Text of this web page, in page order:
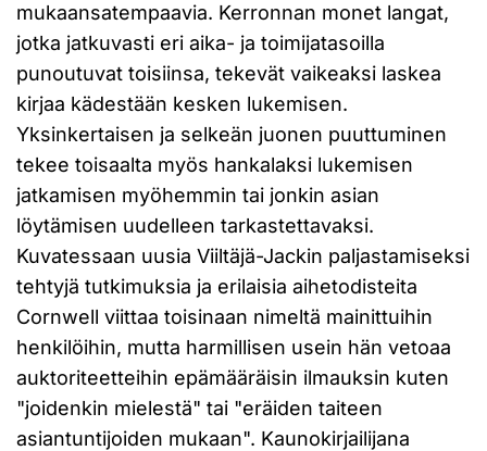
mukaansatempaavia. Kerronnan monet langat,
jotka jatkuvasti eri aika- ja toimijatasoilla
punoutuvat toisiinsa, tekevät vaikeaksi laskea
kirjaa kädestään kesken lukemisen.
Yksinkertaisen ja selkeän juonen puuttuminen
tekee toisaalta myös hankalaksi lukemisen
jatkamisen myöhemmin tai jonkin asian
löytämisen uudelleen tarkastettavaksi.
Kuvatessaan uusia Viiltäjä-Jackin paljastamiseksi
tehtyjä tutkimuksia ja erilaisia aihetodisteita
Cornwell viittaa toisinaan nimeltä mainittuihin
henkilöihin, mutta harmillisen usein hän vetoaa
auktoriteetteihin epämääräisin ilmauksin kuten
"joidenkin mielestä" tai "eräiden taiteen
asiantuntijoiden mukaan". Kaunokirjailijana